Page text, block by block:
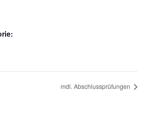
mdl. Abschlussprüfungen